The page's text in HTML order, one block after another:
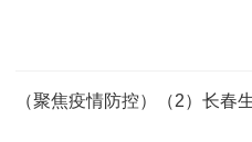
（聚焦疫情防控）（2）长春